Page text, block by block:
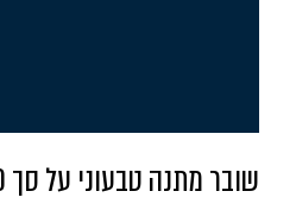
תחליפי
שובר מתנה טבעוני על סך 200 ש"ח